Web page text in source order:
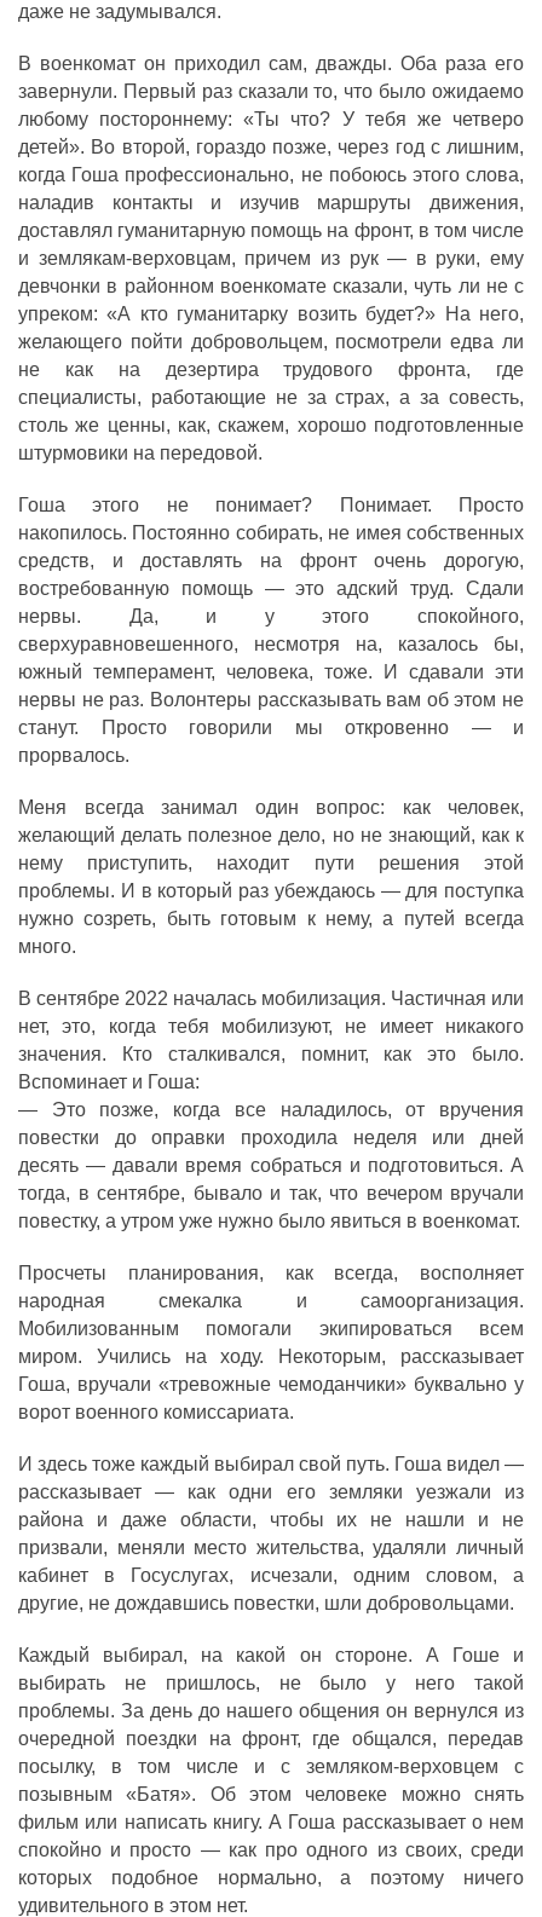
даже не задумывался.
В военкомат он приходил сам, дважды. Оба раза его
завернули. Первый раз сказали то, что было ожидаемо
любому постороннему: «Ты что? У тебя же четверо
детей». Во второй, гораздо позже, через год с лишним,
когда Гоша профессионально, не побоюсь этого слова,
наладив контакты и изучив маршруты движения,
доставлял гуманитарную помощь на фронт, в том числе
и землякам-верховцам, причем из рук — в руки, ему
девчонки в районном военкомате сказали, чуть ли не с
упреком: «А кто гуманитарку возить будет?» На него,
желающего пойти добровольцем, посмотрели едва ли
не как на дезертира трудового фронта, где
специалисты, работающие не за страх, а за совесть,
столь же ценны, как, скажем, хорошо подготовленные
штурмовики на передовой.
Гоша этого не понимает? Понимает. Просто
накопилось. Постоянно собирать, не имея собственных
средств, и доставлять на фронт очень дорогую,
востребованную помощь — это адский труд. Сдали
нервы. Да, и у этого спокойного,
сверхуравновешенного, несмотря на, казалось бы,
южный темперамент, человека, тоже. И сдавали эти
нервы не раз. Волонтеры рассказывать вам об этом не
станут. Просто говорили мы откровенно — и
прорвалось.
Меня всегда занимал один вопрос: как человек,
желающий делать полезное дело, но не знающий, как к
нему приступить, находит пути решения этой
проблемы. И в который раз убеждаюсь — для поступка
нужно созреть, быть готовым к нему, а путей всегда
много.
В сентябре 2022 началась мобилизация. Частичная или
нет, это, когда тебя мобилизуют, не имеет никакого
значения. Кто сталкивался, помнит, как это было.
Вспоминает и Гоша:
— Это позже, когда все наладилось, от вручения
повестки до оправки проходила неделя или дней
десять — давали время собраться и подготовиться. А
тогда, в сентябре, бывало и так, что вечером вручали
повестку, а утром уже нужно было явиться в военкомат.
Просчеты планирования, как всегда, восполняет
народная смекалка и самоорганизация.
Мобилизованным помогали экипироваться всем
миром. Учились на ходу. Некоторым, рассказывает
Гоша, вручали «тревожные чемоданчики» буквально у
ворот военного комиссариата.
И здесь тоже каждый выбирал свой путь. Гоша видел —
рассказывает — как одни его земляки уезжали из
района и даже области, чтобы их не нашли и не
призвали, меняли место жительства, удаляли личный
кабинет в Госуслугах, исчезали, одним словом, а
другие, не дождавшись повестки, шли добровольцами.
Каждый выбирал, на какой он стороне. А Гоше и
выбирать не пришлось, не было у него такой
проблемы. За день до нашего общения он вернулся из
очередной поездки на фронт, где общался, передав
посылку, в том числе и с земляком-верховцем с
позывным «Батя». Об этом человеке можно снять
фильм или написать книгу. А Гоша рассказывает о нем
спокойно и просто — как про одного из своих, среди
которых подобное нормально, а поэтому ничего
удивительного в этом нет.